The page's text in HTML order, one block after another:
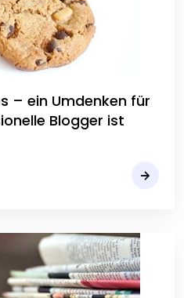
– ein Umdenken für
Blogger ist